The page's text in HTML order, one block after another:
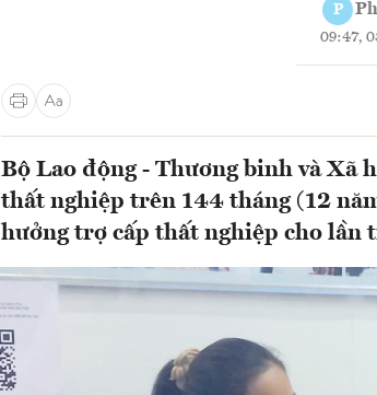
P
09:47,
Bộ Lao động - Thương binh và Xã
thất nghiệp trên 144 tháng (12
hưởng trợ cấp thất nghiệp cho lần